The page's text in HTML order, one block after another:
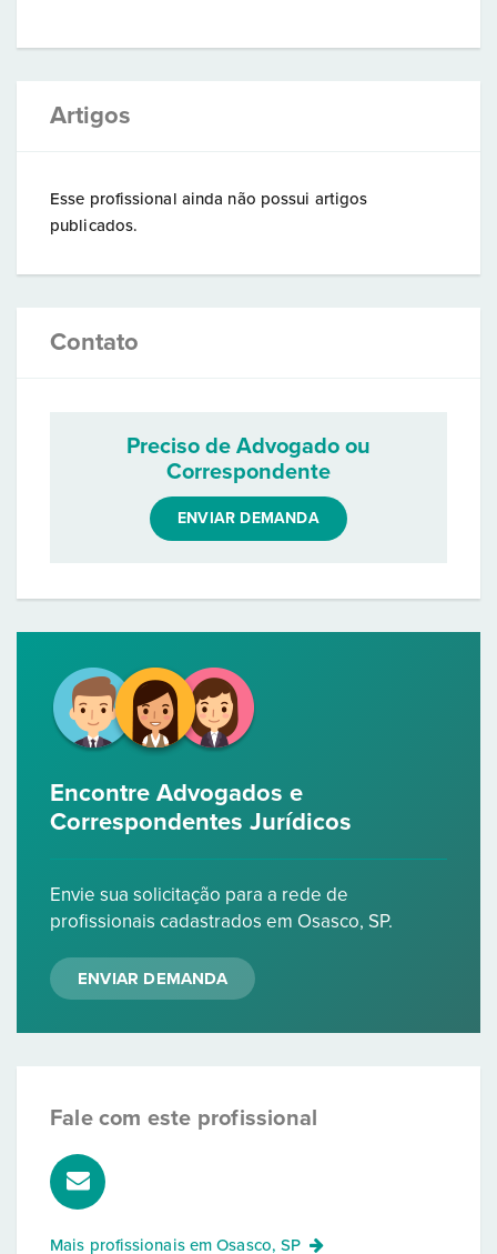
Artigos
Esse profissional ainda não possui artigos
publicados.
Contato
Preciso de Advogado ou
Correspondente
ENVIAR DEMANDA
Encontre Advogados e
Correspondentes Jurídicos
Envie sua solicitação para a rede de
profissionais cadastrados em Osasco, SP.
ENVIAR DEMANDA
Fale com este profissional
Mais profissionais emOsasco, SP